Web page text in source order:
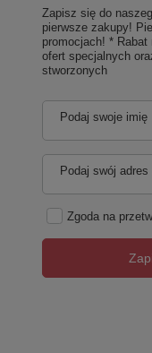
Zapisz się do
pierwsze zakupy!
promocjach! *
ofert specjalnych
stworzonych
Podaj swoje imię
Podaj swój adres
Zgoda na